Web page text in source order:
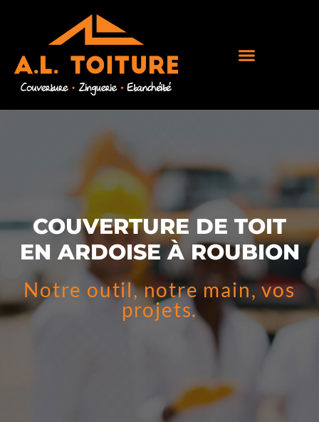
COUVERTURE DE TOIT
EN ARDOISE À ROUBION
Notre outil, notre main, vos
projets.